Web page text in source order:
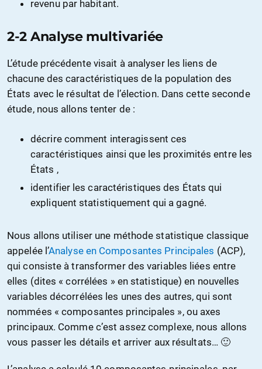
revenu par habitant.
2-2 Analyse multivariée
L’étude précédente visait à analyser les liens de
chacune des caractéristiques de la population des
États avec le résultat de l’élection. Dans cette seconde
étude, nous allons tenter de :
décrire comment interagissent ces
caractéristiques ainsi que les proximités entre les
États ,
identifier les caractéristiques des États qui
expliquent statistiquement qui a gagné.
Nous allons utiliser une méthode statistique classique
appelée l’Analyse en Composantes Principales (ACP),
qui consiste à transformer des variables liées entre
elles (dites « corrélées » en statistique) en nouvelles
variables décorrélées les unes des autres, qui sont
nommées « composantes principales », ou axes
principaux. Comme c’est assez complexe, nous allons
vous passer les détails et arriver aux résultats… 🙂